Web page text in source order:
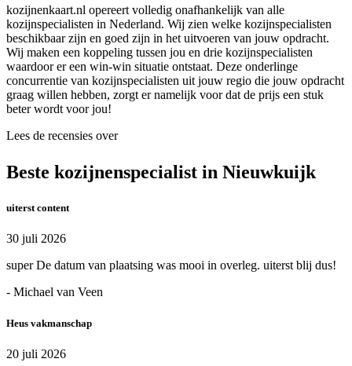
kozijnenkaart.nl opereert volledig onafhankelijk van alle
kozijnspecialisten in Nederland. Wij zien welke kozijnspecialisten
beschikbaar zijn en goed zijn in het uitvoeren van jouw opdracht.
Wij maken een koppeling tussen jou en drie kozijnspecialisten
waardoor er een win-win situatie ontstaat. Deze onderlinge
concurrentie van kozijnspecialisten uit jouw regio die jouw opdracht
graag willen hebben, zorgt er namelijk voor dat de prijs een stuk
beter wordt voor jou!
Lees de recensies over
Beste kozijnenspecialist in Nieuwkuijk
uiterst content
30 juli 2026
super De datum van plaatsing was mooi in overleg. uiterst blij dus!
- Michael van Veen
Heus vakmanschap
20 juli 2026